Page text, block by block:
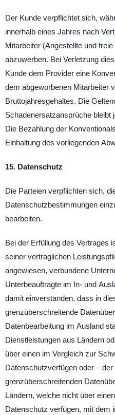
Der Kunde verpflichtet sich,
innerhalb eines Jahres nach
Mitarbeiter (Angestellte und
abzuwerben. Bei Verletzung
Kunde dem Provider eine
dem abgeworbenen Mitarbeiter
Bruttojahresgehaltes. Die
Schadenersatzansprüche bleibt
Die Bezahlung der
Einhaltung des vorliegenden
15. Datenschutz
Die Parteien verpflichten sich,
Datenschutzbestimmungen
bearbeiten.
Bei der Erfüllung des Vertrages
seiner vertraglichen
angewiesen, verbundene
Unterbeauftragte im In- und
damit einverstanden, dass in
grenzüberschreitende
Datenbearbeitung im Ausland
Dienstleistungen aus Ländern
über einen im Vergleich zur
Datenschutzverfügen oder –
grenzüberschreitenden
Ländern, welche nicht über
Datenschutz verfügen, mit dem